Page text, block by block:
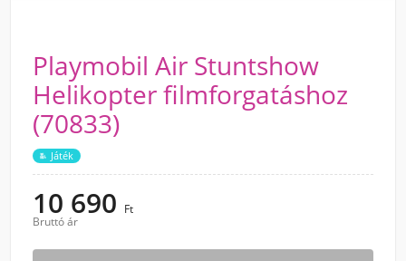
Playmobil Air Stuntshow
Helikopter filmforgatáshoz
(70833)
Játék
10 690 Ft
Bruttó ár